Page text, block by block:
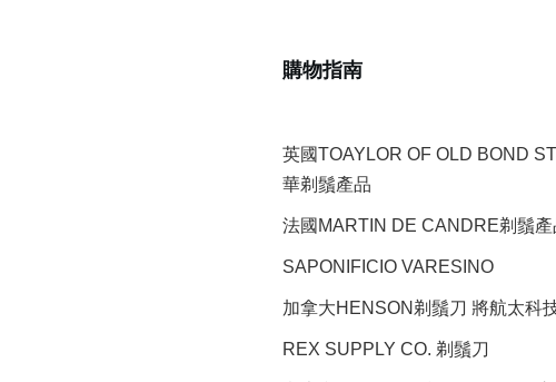
購物指南
英國TOAYLOR OF OLD BOND
華剃鬚產品
法國MARTIN DE CANDRE剃鬚產
SAPONIFICIO VARESINO
加拿大HENSON剃鬚刀 將航太科
REX SUPPLY CO. 剃鬚刀